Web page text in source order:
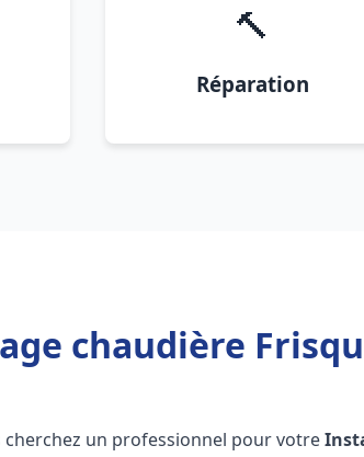
🔨
Réparation
chaudière
cherchez un professionnel pour votre